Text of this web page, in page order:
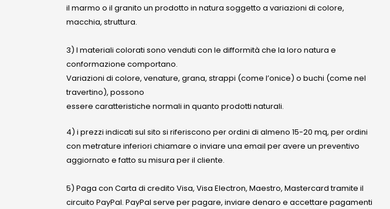
il marmo o il granito un prodotto in natura soggetto a variazioni di colore,
macchia, struttura.
3) I materiali colorati sono venduti con le difformità che la loro natura e
conformazione comportano.
Variazioni di colore, venature, grana, strappi (come l’onice) o buchi (come nel
travertino), possono
essere caratteristiche normali in quanto prodotti naturali.
4) i prezzi indicati sul sito si riferiscono per ordini di almeno 15-20 mq, per ordini
con metrature inferiori chiamare o inviare una email per avere un preventivo
aggiornato e fatto su misura per il cliente.
5) Paga con Carta di credito Visa, Visa Electron, Maestro, Mastercard tramite il
circuito PayPal. PayPal serve per pagare, inviare denaro e accettare pagamenti